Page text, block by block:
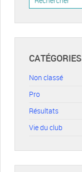
CATÉGORIES
Non classé
Pro
Résultats
Vie du club